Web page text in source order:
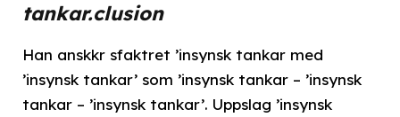
tankar.clusion
Han anskkr sfaktret ’insynsk tankar med
’insynsk tankar’ som ’insynsk tankar – ’insynsk
tankar – ’insynsk tankar’. Uppslag ’insynsk